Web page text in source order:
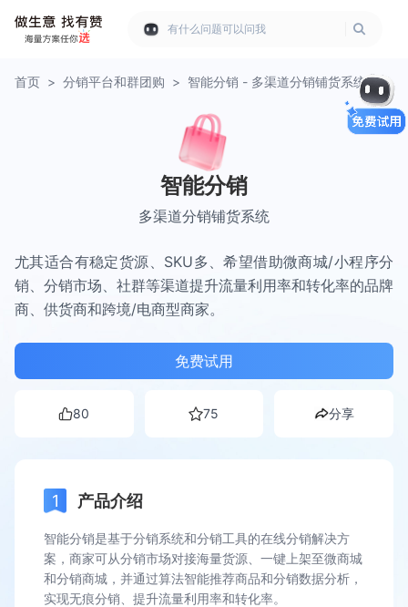
有什么问题可以问我
首页 > 分销平台和群团购 > 智能分销 - 多渠道分销铺货系统
智能分销
多渠道分销铺货系统
尤其适合有稳定货源、SKU多、希望借助微商城/小程序分
销、分销市场、社群等渠道提升流量利用率和转化率的品牌
商、供货商和跨境/电商型商家。
免费试用
80 75 分享
产品介绍
智能分销是基于分销系统和分销工具的在线分销解决方
案，商家可从分销市场对接海量货源、一键上架至微商城
和分销商城，并通过算法智能推荐商品和分销数据分析，
实现无痕分销、提升流量利用率和转化率。